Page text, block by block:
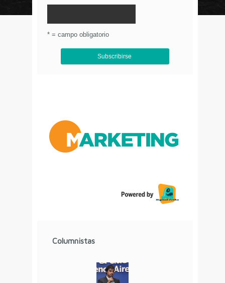
* = campo obligatorio
Columnistas
© Circulo Marketing 2016. Todos los derechos
reservados.
Aviso de Privacidad